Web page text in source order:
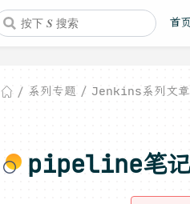
首页
系列专题 Jenkins系列文章
pipeline笔记